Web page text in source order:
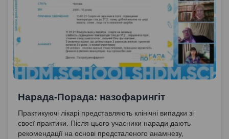
Нарада-Порада: назофарингіт
Практикуючі лікарі представляють клінічні випадки зі
своєї практики. Після цього учасники наради дають
рекомендації на основі предсталеного анамнезу,